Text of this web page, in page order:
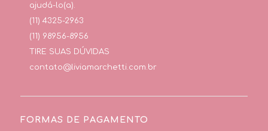
ajudá-lo(a).
(11) 4325-2963
(11) 98956-8956
TIRE SUAS DÚVIDAS
contato@liviamarchetti.com.br
FORMAS DE PAGAMENTO